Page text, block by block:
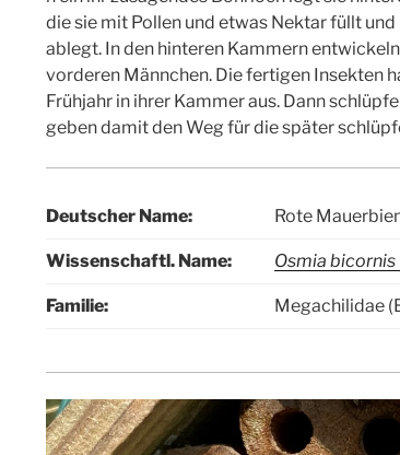
die sie mit Pollen und etwas Nektar füllt und
ablegt. In den hinteren Kammern
vorderen Männchen. Die fertigen Insekten
Frühjahr in ihrer Kammer aus. Dann
geben damit den Weg für die später
Deutscher Name: Rote
Wissenschaftl. Name: Osmia bicornis
Familie: Megachilidae